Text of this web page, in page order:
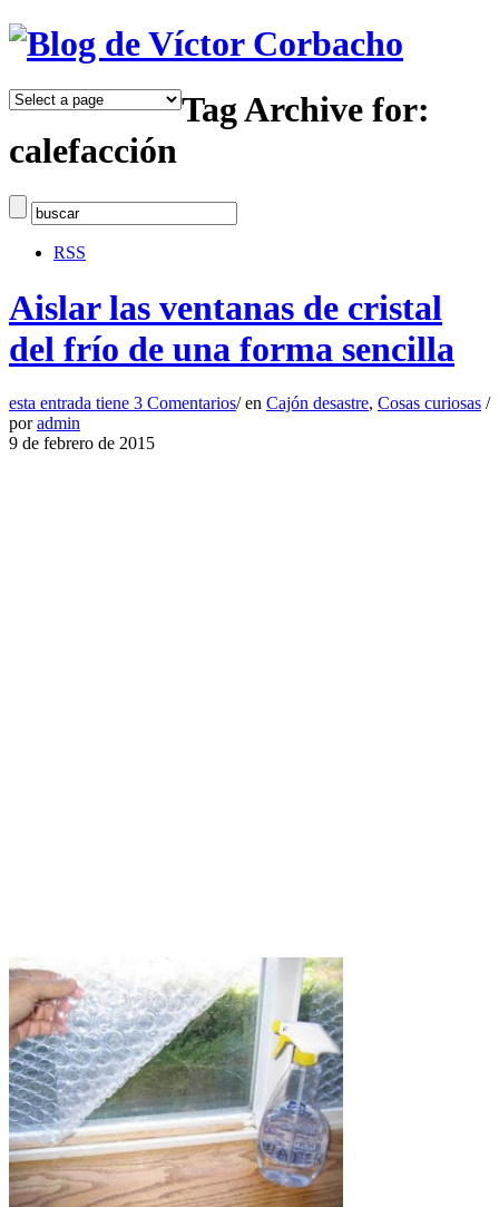
Tag Archive for:
calefacción
RSS
Aislar las ventanas de cristal
del frío de una forma sencilla
esta entrada tiene 3 Comentarios/ en Cajón desastre, Cosas curiosas /
poradmin
9 de febrero de 2015